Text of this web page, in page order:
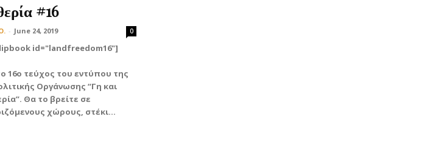
#16
- June 24, 2019 0
id="landfreedom16"]
16ο τεύχος του εντύπου της
Οργάνωσης “Γη και
Θα το βρείτε σε
χώρους, στέκι...